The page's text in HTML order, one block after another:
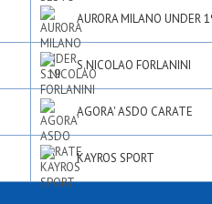
AURORA MILANO UNDER
S.NICOLAO FORLANINI
AGORA' ASDO CARATE
KAYROS SPORT